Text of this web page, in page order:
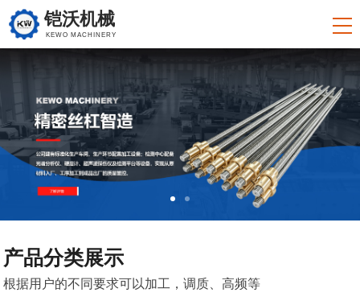
铠沃机械
KEWO MACHINERY
产品分类展示
根据用户的不同要求可以加工，调质、高频等